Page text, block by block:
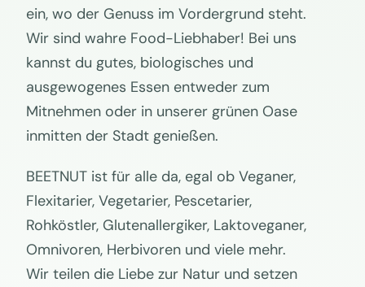
ein, wo der Genuss im Vordergrund steht.
Wir sind wahre Food-Liebhaber! Bei uns
kannst du gutes, biologisches und
ausgewogenes Essen entweder zum
Mitnehmen oder in unserer grünen Oase
inmitten der Stadt genießen.
BEETNUT ist für alle da, egal ob Veganer,
Flexitarier, Vegetarier, Pescetarier,
Rohköstler, Glutenallergiker, Laktoveganer,
Omnivoren, Herbivoren und viele mehr.
Wir teilen die Liebe zur Natur und setzen